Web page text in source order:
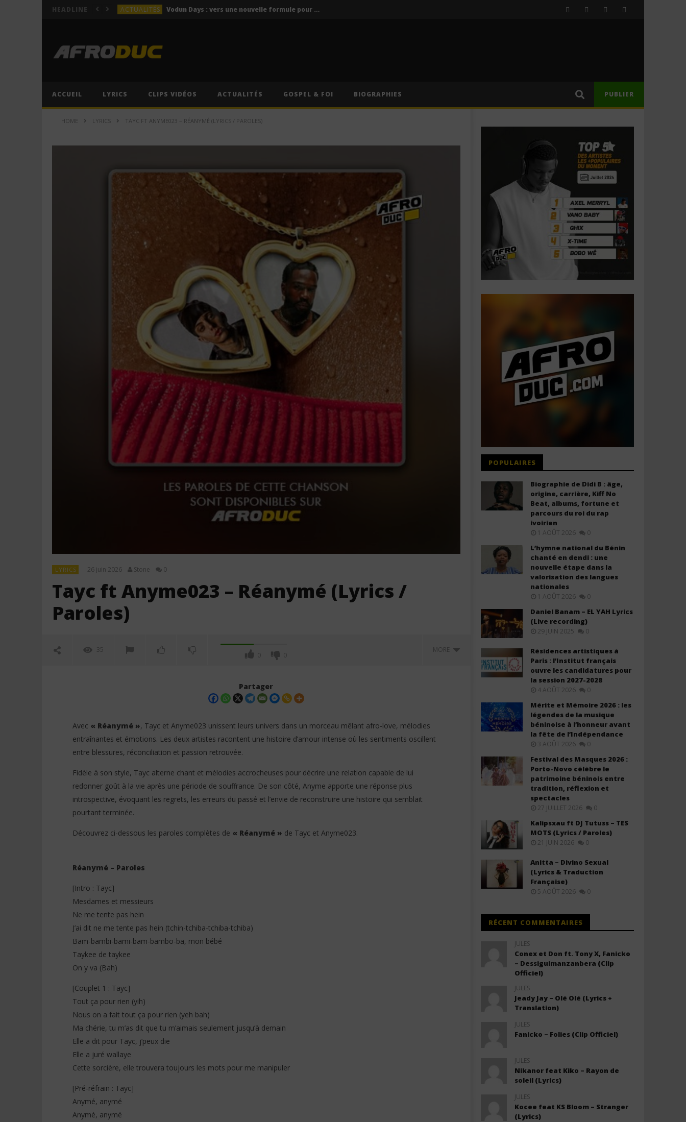
HEADLINE ACTUALITÉS Vodun Days : vers une nouvelle formule pour le grand rendez-vous culturel du Bénin ?
LYRICS Anitta – Azul (Lyrics & Traduction Française)
ACTUALITÉS Vodun Days : vers une nouvelle formule pour le grand rendez-vous culturel du Bénin ?
ACCUEIL LYRICS CLIPS VIDÉOS ACTUALITÉS GOSPEL & FOI BIOGRAPHIES PUBLIER
HOME LYRICS TAYC FT ANYME023 – RÉANYMÉ (LYRICS / PAROLES)
LYRICS 26 juin 2026 Stone 0
Tayc ft Anyme023 – Réanymé (Lyrics /
Paroles)
35
0 0
MORE
Tayc ft Anyme023 – Réanymé
(Lyrics / Paroles)
2026
Davido ft. Aya Nakamura - Yaya
(Lyrics & Traduction)
26
Olivier Cheuwa ft. Claudy Siar –
Ne Laisse Personne (Lyrics)
26
Black M ft. Ariel Sheney – Monter
Descendre (Lyrics / Paroles)
Gims – Fantaisie (Lyrics /
26
2026
Partager
Avec « Réanymé », Tayc et Anyme023 unissent leurs univers dans un morceau mêlant afro-love, mélodies
entraînantes et émotions. Les deux artistes racontent une histoire d’amour intense où les sentiments oscillent
entre blessures, réconciliation et passion retrouvée.
Fidèle à son style, Tayc alterne chant et mélodies accrocheuses pour décrire une relation capable de lui
redonner goût à la vie après une période de souffrance. De son côté, Anyme apporte une réponse plus
introspective, évoquant les regrets, les erreurs du passé et l’envie de reconstruire une histoire qui semblait
pourtant terminée.
Découvrez ci-dessous les paroles complètes de « Réanymé » de Tayc et Anyme023.
Réanymé – Paroles
[Intro : Tayc]
Mesdames et messieurs
Ne me tente pas hein
J’ai dit ne me tente pas hein (tchin-tchiba-tchiba-tchiba)
Bam-bambi-bami-bam-bambo-ba, mon bébé
Taykee de taykee
On y va (Bah)
[Couplet 1 : Tayc]
Tout ça pour rien (yih)
Nous on a fait tout ça pour rien (yeh bah)
Ma chérie, tu m’as dit que tu m’aimais seulement jusqu’à demain
Elle a dit pour Tayc, j’peux die
Elle a juré wallaye
Cette sorcière, elle trouvera toujours les mots pour me manipuler
[Pré-réfrain : Tayc]
Anymé, anymé
Anymé, anymé
POPULAIRES
Biographie de Didi B : âge,
origine, carrière, Kiff No
Beat, albums, fortune et
parcours du roi du rap
ivoirien
1 AOÛT 2026 0
L’hymne national du Bénin
chanté en dendi : une
nouvelle étape dans la
valorisation des langues
nationales
1 AOÛT 2026 0
Daniel Banam – EL YAH Lyrics
(Live recording)
29 JUIN 2025 0
Résidences artistiques à
Paris : l’Institut français
ouvre les candidatures pour
la session 2027-2028
4 AOÛT 2026 0
Mérite et Mémoire 2026 : les
légendes de la musique
béninoise à l’honneur avant
la fête de l’Indépendance
3 AOÛT 2026 0
Festival des Masques 2026 :
Porto-Novo célèbre le
patrimoine béninois entre
tradition, réflexion et
spectacles
27 JUILLET 2026 0
Kalipsxau ft DJ Tutuss – TES
MOTS (Lyrics / Paroles)
21 JUIN 2026 0
Anitta – Divino Sexual
(Lyrics & Traduction
Française)
5 AOÛT 2026 0
RÉCENT COMMENTAIRES
JULES
Conex et Don ft. Tony X, Fanicko
– Dessiguimanzanbera (Clip
Officiel)
JULES
Jeady Jay – Olé Olé (Lyrics +
Translation)
JULES
Fanicko – Folies (Clip Officiel)
JULES
Nikanor feat Kiko – Rayon de
soleil (Lyrics)
JULES
Kocee feat KS Bloom – Stranger
(Lyrics)